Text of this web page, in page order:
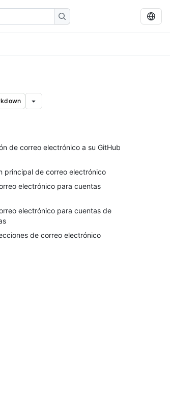
de correo electrónico a su GitHub
principal de correo electrónico
electrónico para cuentas
electrónico para cuentas de
de correo electrónico